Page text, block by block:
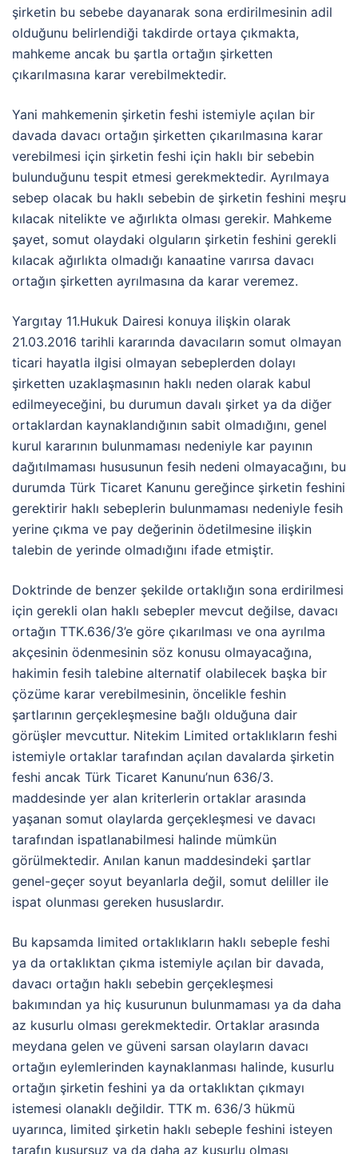
şirketin bu sebebe dayanarak sona erdirilmesinin adil
olduğunu belirlendiği takdirde ortaya çıkmakta,
mahkeme ancak bu şartla ortağın şirketten
çıkarılmasına karar verebilmektedir.
Yani mahkemenin şirketin feshi istemiyle açılan bir
davada davacı ortağın şirketten çıkarılmasına karar
verebilmesi için şirketin feshi için haklı bir sebebin
bulunduğunu tespit etmesi gerekmektedir. Ayrılmaya
sebep olacak bu haklı sebebin de şirketin feshini meşru
kılacak nitelikte ve ağırlıkta olması gerekir. Mahkeme
şayet, somut olaydaki olguların şirketin feshini gerekli
kılacak ağırlıkta olmadığı kanaatine varırsa davacı
ortağın şirketten ayrılmasına da karar veremez.
Yargıtay 11.Hukuk Dairesi konuya ilişkin olarak
21.03.2016 tarihli kararında davacıların somut olmayan
ticari hayatla ilgisi olmayan sebeplerden dolayı
şirketten uzaklaşmasının haklı neden olarak kabul
edilmeyeceğini, bu durumun davalı şirket ya da diğer
ortaklardan kaynaklandığının sabit olmadığını, genel
kurul kararının bulunmaması nedeniyle kar payının
dağıtılmaması hususunun fesih nedeni olmayacağını, bu
durumda Türk Ticaret Kanunu gereğince şirketin feshini
gerektirir haklı sebeplerin bulunmaması nedeniyle fesih
yerine çıkma ve pay değerinin ödetilmesine ilişkin
talebin de yerinde olmadığını ifade etmiştir.
Doktrinde de benzer şekilde ortaklığın sona erdirilmesi
için gerekli olan haklı sebepler mevcut değilse, davacı
ortağın TTK.636/3’e göre çıkarılması ve ona ayrılma
akçesinin ödenmesinin söz konusu olmayacağına,
hakimin fesih talebine alternatif olabilecek başka bir
çözüme karar verebilmesinin, öncelikle feshin
şartlarının gerçekleşmesine bağlı olduğuna dair
görüşler mevcuttur. Nitekim Limited ortaklıkların feshi
istemiyle ortaklar tarafından açılan davalarda şirketin
feshi ancak Türk Ticaret Kanunu’nun 636/3.
maddesinde yer alan kriterlerin ortaklar arasında
yaşanan somut olaylarda gerçekleşmesi ve davacı
tarafından ispatlanabilmesi halinde mümkün
görülmektedir. Anılan kanun maddesindeki şartlar
genel-geçer soyut beyanlarla değil, somut deliller ile
ispat olunması gereken hususlardır.
Bu kapsamda limited ortaklıkların haklı sebeple feshi
ya da ortaklıktan çıkma istemiyle açılan bir davada,
davacı ortağın haklı sebebin gerçekleşmesi
bakımından ya hiç kusurunun bulunmaması ya da daha
az kusurlu olması gerekmektedir. Ortaklar arasında
meydana gelen ve güveni sarsan olayların davacı
ortağın eylemlerinden kaynaklanması halinde, kusurlu
ortağın şirketin feshini ya da ortaklıktan çıkmayı
istemesi olanaklı değildir. TTK m. 636/3 hükmü
uyarınca, limited şirketin haklı sebeple feshini isteyen
tarafın kusursuz ya da daha az kusurlu olması